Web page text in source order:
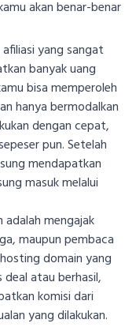
akan benar-benar
yang sangat
banyak uang
bisa memperoleh
hanya bermodalkan
dengan cepat,
pun. Setelah
mendapatkan
masuk melalui
adalah mengajak
maupun pembaca
domain yang
atau berhasil,
komisi dari
yang dilakukan.